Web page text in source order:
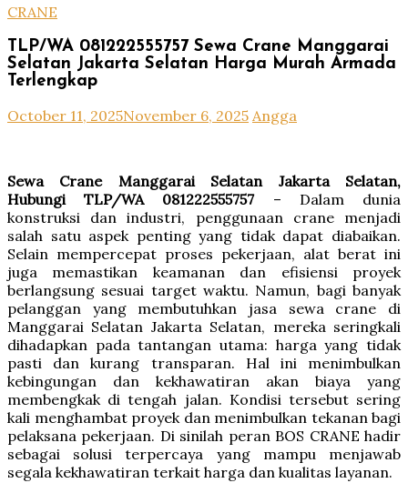
CRANE
TLP/WA 081222555757 Sewa Crane Manggarai
Selatan Jakarta Selatan Harga Murah Armada
Terlengkap
October 11, 2025November 6, 2025 Angga
Sewa Crane Manggarai Selatan Jakarta Selatan,
Hubungi TLP/WA 081222555757– Dalam dunia
konstruksi dan industri, penggunaan crane menjadi
salah satu aspek penting yang tidak dapat diabaikan.
Selain mempercepat proses pekerjaan, alat berat ini
juga memastikan keamanan dan efisiensi proyek
berlangsung sesuai target waktu. Namun, bagi banyak
pelanggan yang membutuhkan jasa sewa crane di
Manggarai Selatan Jakarta Selatan, mereka seringkali
dihadapkan pada tantangan utama: harga yang tidak
pasti dan kurang transparan. Hal ini menimbulkan
kebingungan dan kekhawatiran akan biaya yang
membengkak di tengah jalan. Kondisi tersebut sering
kali menghambat proyek dan menimbulkan tekanan bagi
pelaksana pekerjaan. Di sinilah peran BOS CRANE hadir
sebagai solusi terpercaya yang mampu menjawab
segala kekhawatiran terkait harga dan kualitas layanan.